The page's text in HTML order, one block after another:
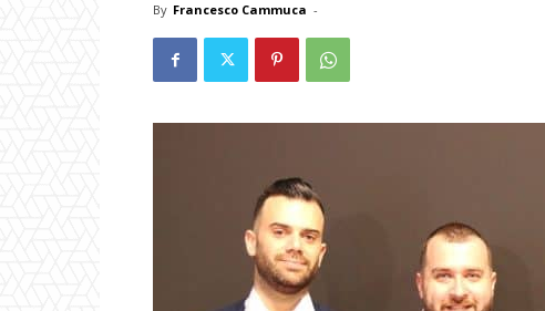
By Francesco Cammuca -